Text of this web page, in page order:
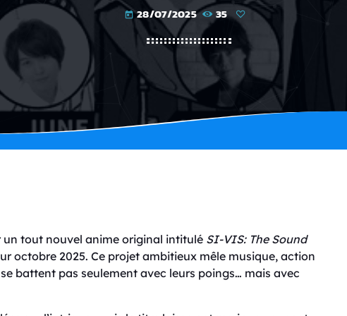
today 28/07/2025 35
un tout nouvel anime original intitulé SI-VIS: The Sound
octobre 2025. Ce projet ambitieux mêle musique, action
battent pas seulement avec leurs poings… mais avec